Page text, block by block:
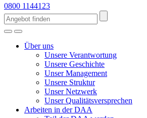
0800 1144123
Über uns
Unsere Verantwortung
Unsere Geschichte
Unser Management
Unsere Struktur
Unser Netzwerk
Unser Qualitätsversprechen
Arbeiten in der DAA